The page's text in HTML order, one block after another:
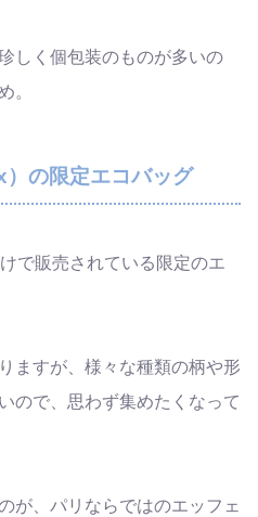
しく個包装のものが多いの
。
の限定エコバッグ
で販売されている限定のエ
ますが、様々な種類の柄や形
ので、思わず集めたくなって
が、パリならではのエッフェ